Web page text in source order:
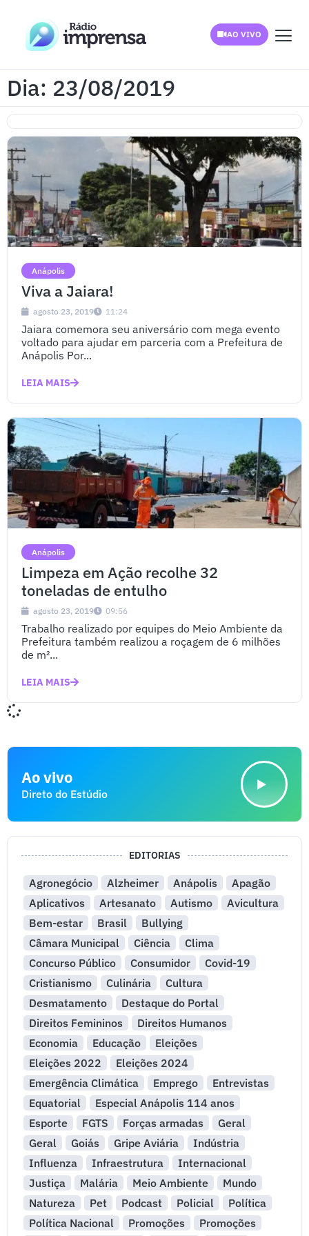
AO VIVO
Dia: 23/08/2019
Anápolis
Viva a Jaiara!
agosto 23, 2019 11:24
Jaiara comemora seu aniversário com mega evento
voltado para ajudar em parceria com a Prefeitura de
Anápolis Por...
LEIA MAIS
Anápolis
Limpeza em Ação recolhe 32
toneladas de entulho
agosto 23, 2019 09:56
Trabalho realizado por equipes do Meio Ambiente da
Prefeitura também realizou a roçagem de 6 milhões
de m²...
LEIA MAIS
Ao vivo
Direto do Estúdio
EDITORIAS
Agronegócio Alzheimer Anápolis
Apagão
Aplicativos
Artesanato Autismo
Avicultura
Bem-estar
Brasil
Bullying
Câmara Municipal
Ciência
Clima
Concurso Público
Consumidor
Covid-19
Cristianismo
Culinária
Cultura
Desmatamento
Destaque do Portal
Direitos Femininos
Direitos Humanos
Economia
Educação
Eleições
Eleições 2022
Eleições 2024
Emergência Climática
Emprego
Entrevistas
Equatorial
Especial Anápolis 114 anos
Esporte
FGTS Forças armadas
Geral
Geral
Goiás Gripe Aviária
Indústria
Influenza
Infraestrutura
Internacional
Justiça
Malária Meio Ambiente
Mundo
Natureza
Pet Podcast Policial
Política
Política Nacional
Promoções Promoções